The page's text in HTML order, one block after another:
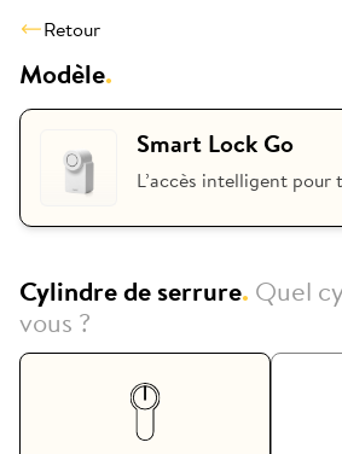
Retour
Modèle.
Smart Lock Go
L’accès intelligent pour
Cylindre de serrure. Quel
vous ?